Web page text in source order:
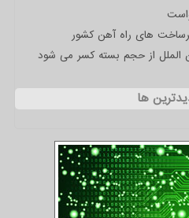
های راه آهن کشور
الملل از حجم بسته کسر می شود
ها